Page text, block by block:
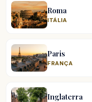
Roma
ITÁLIA
Paris
FRANÇA
Inglaterra